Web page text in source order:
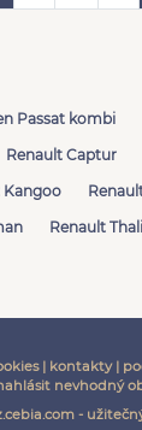
Passat kombi
Renault Captur
Kangoo
Renault
| kontakty|
nevhodný
-